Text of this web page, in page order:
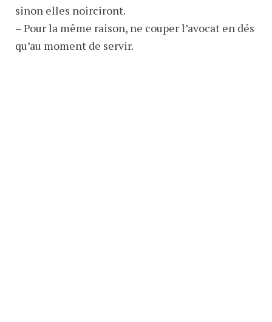
sinon elles noirciront.
– Pour la même raison, ne couper l’avocat en dés
qu’au moment de servir.